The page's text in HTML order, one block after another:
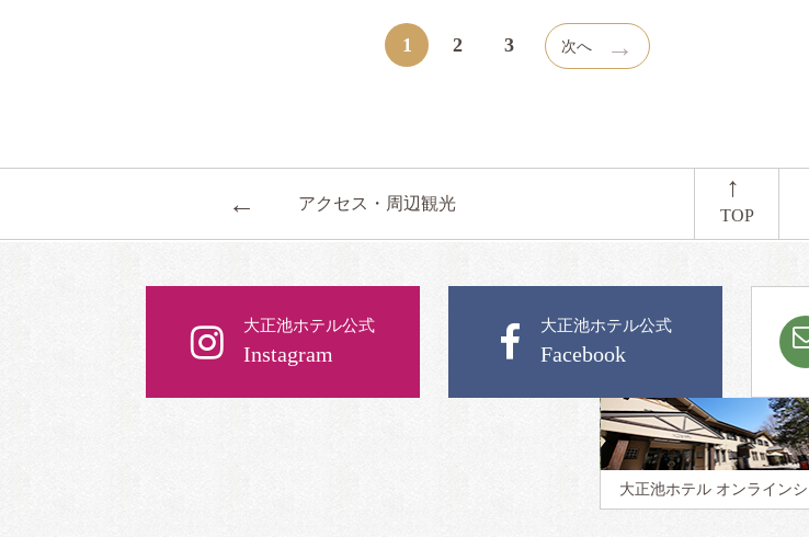
1 2 3 次へ →
← アクセス・周辺観光
←
TOP
大正池ホテル公式
Instagram
大正池ホテル公式
Facebook
大正池ホテル オンライン